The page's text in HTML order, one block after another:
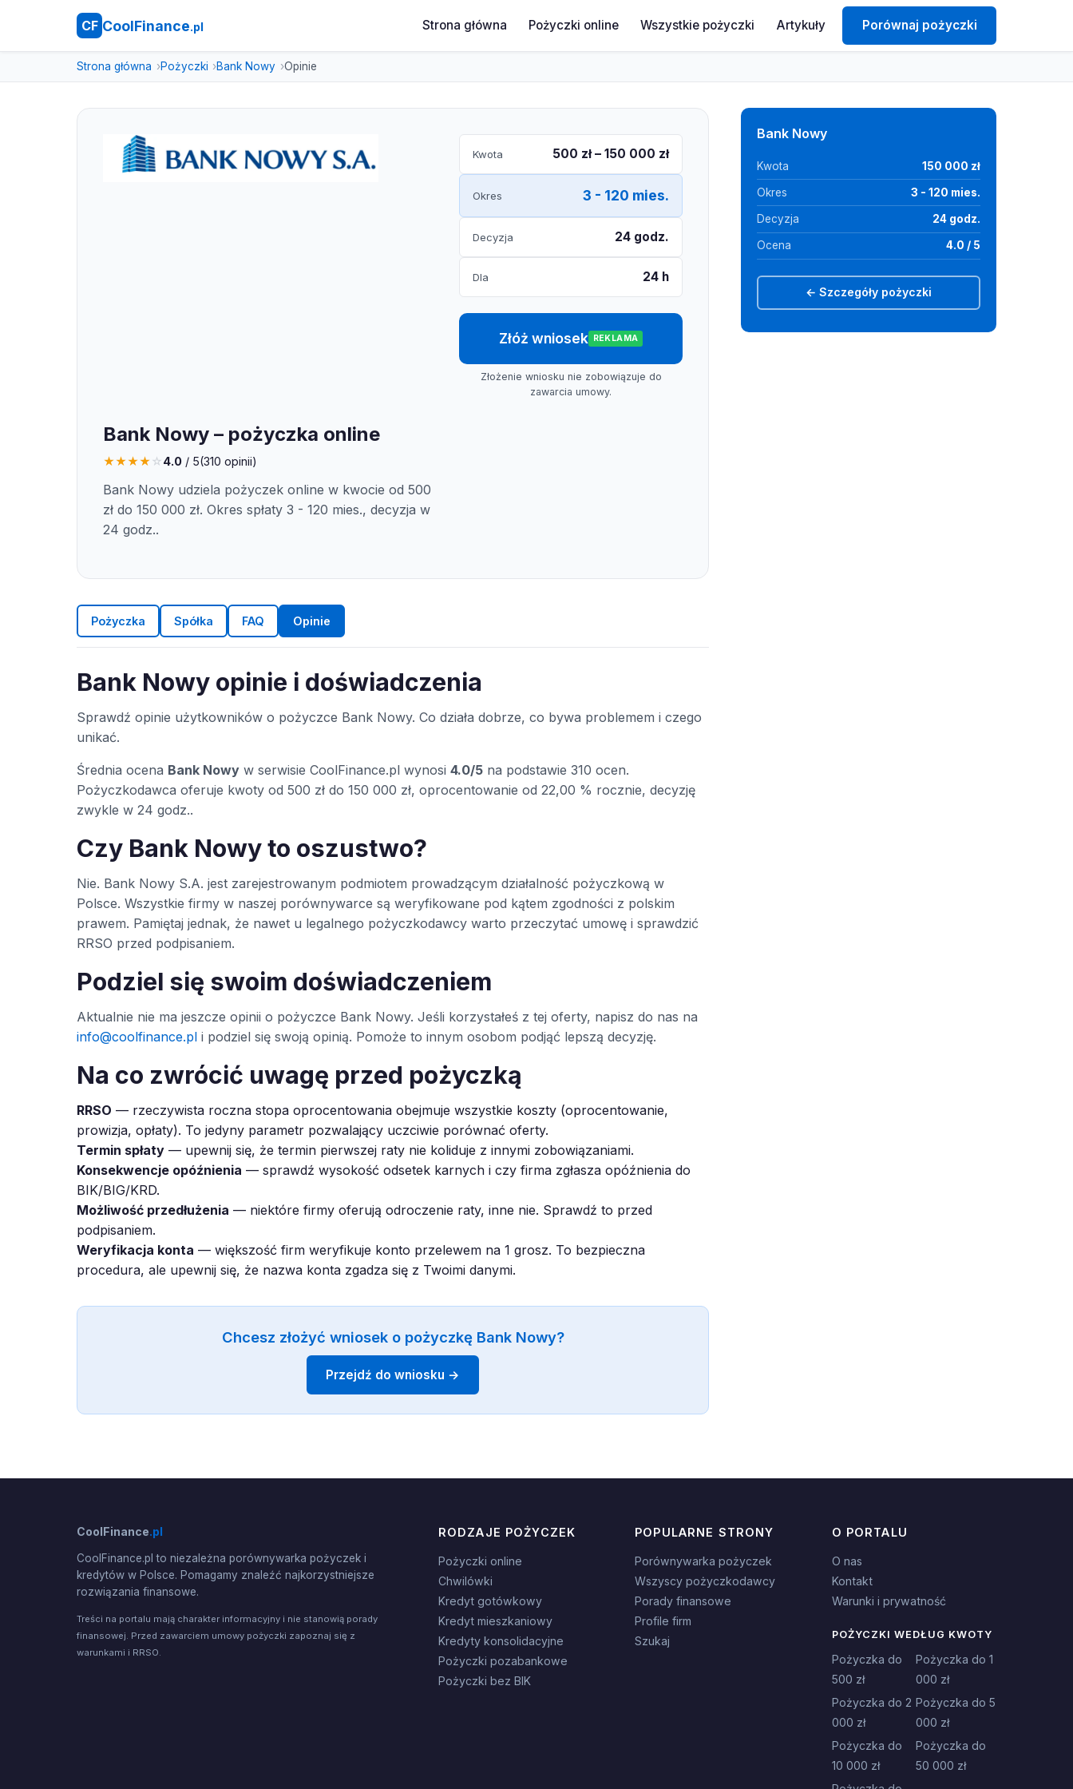
CF CoolFinance.pl Strona główna Pożyczki online Wszystkie pożyczki Artykuły Porównaj pożyczki
Strona główna Pożyczki Bank Nowy Opinie
Bank Nowy – pożyczka online
★★★★☆4.0 / 5(310 opinii)
Bank Nowy udziela pożyczek online w kwocie od 500
zł do 150 000 zł. Okres spłaty 3 - 120 mies., decyzja w
24 godz..
Kwota 500 zł – 150 000 zł
Okres 3 - 120 mies.
Decyzja 24 godz.
Dla 24 h
Złóż wniosek REKLAMA
Złożenie wniosku nie zobowiązuje do
zawarcia umowy.
Pożyczka Spółka FAQ Opinie
Bank Nowy opinie i doświadczenia
Sprawdź opinie użytkowników o pożyczce Bank Nowy. Co działa dobrze, co bywa problemem i czego
unikać.
Średnia ocena Bank Nowy w serwisie CoolFinance.pl wynosi 4.0/5 na podstawie 310 ocen.
Pożyczkodawca oferuje kwoty od 500 zł do 150 000 zł, oprocentowanie od 22,00 % rocznie, decyzję
zwykle w 24 godz..
Czy Bank Nowy to oszustwo?
Nie. Bank Nowy S.A. jest zarejestrowanym podmiotem prowadzącym działalność pożyczkową w
Polsce. Wszystkie firmy w naszej porównywarce są weryfikowane pod kątem zgodności z polskim
prawem. Pamiętaj jednak, że nawet u legalnego pożyczkodawcy warto przeczytać umowę i sprawdzić
RRSO przed podpisaniem.
Podziel się swoim doświadczeniem
Aktualnie nie ma jeszcze opinii o pożyczce Bank Nowy. Jeśli korzystałeś z tej oferty, napisz do nas na
info@coolfinance.pl i podziel się swoją opinią. Pomoże to innym osobom podjąć lepszą decyzję.
Na co zwrócić uwagę przed pożyczką
RRSO — rzeczywista roczna stopa oprocentowania obejmuje wszystkie koszty (oprocentowanie,
prowizja, opłaty). To jedyny parametr pozwalający uczciwie porównać oferty.
Termin spłaty — upewnij się, że termin pierwszej raty nie koliduje z innymi zobowiązaniami.
Konsekwencje opóźnienia — sprawdź wysokość odsetek karnych i czy firma zgłasza opóźnienia do
BIK/BIG/KRD.
Możliwość przedłużenia — niektóre firmy oferują odroczenie raty, inne nie. Sprawdź to przed
podpisaniem.
Weryfikacja konta — większość firm weryfikuje konto przelewem na 1 grosz. To bezpieczna
procedura, ale upewnij się, że nazwa konta zgadza się z Twoimi danymi.
Chcesz złożyć wniosek o pożyczkę Bank Nowy?
Przejdź do wniosku →
Bank Nowy
Kwota 150 000 zł
Okres 3 - 120 mies.
Decyzja 24 godz.
Ocena 4.0 / 5
← Szczegóły pożyczki
CoolFinance.pl
CoolFinance.pl to niezależna porównywarka pożyczek i
kredytów w Polsce. Pomagamy znaleźć najkorzystniejsze
rozwiązania finansowe.
Treści na portalu mają charakter informacyjny i nie stanowią porady
finansowej. Przed zawarciem umowy pożyczki zapoznaj się z
warunkami i RRSO.
RODZAJE POŻYCZEK
Pożyczki online
Chwilówki
Kredyt gotówkowy
Kredyt mieszkaniowy
Kredyty konsolidacyjne
Pożyczki pozabankowe
Pożyczki bez BIK
POPULARNE STRONY
Porównywarka pożyczek
Wszyscy pożyczkodawcy
Porady finansowe
Profile firm
Szukaj
O PORTALU
O nas
Kontakt
Warunki i prywatność
POŻYCZKI WEDŁUG KWOTY
Pożyczka do
500 zł
Pożyczka do 1
000 zł
Pożyczka do 2
000 zł
Pożyczka do 5
000 zł
Pożyczka do
10 000 zł
Pożyczka do
50 000 zł